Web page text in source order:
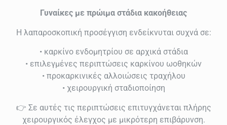
Γυναίκες με πρώιμα στάδια κακοήθειας
Η λαπαροσκοπική προσέγγιση ενδείκνυται συχνά σε:
• καρκίνο ενδομητρίου σε αρχικά στάδια
• επιλεγμένες περιπτώσεις καρκίνου ωοθηκών
• προκαρκινικές αλλοιώσεις τραχήλου
• χειρουργική σταδιοποίηση
👉 Σε αυτές τις περιπτώσεις επιτυγχάνεται πλήρης
χειρουργικός έλεγχος με μικρότερη επιβάρυνση.